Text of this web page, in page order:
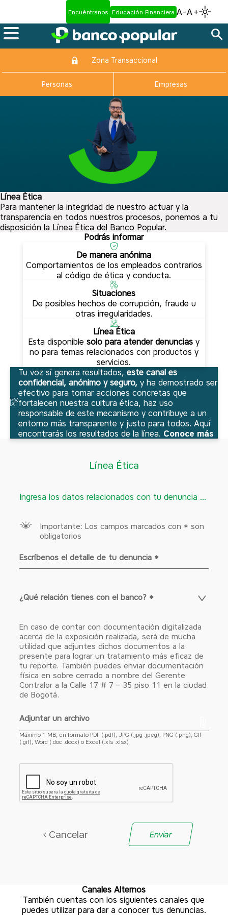
Encuéntranos Educación Financiera A-A+
Zona Transaccional
Personas Empresas
Línea Ética
Para mantener la integridad de nuestro actuar y la
transparencia en todos nuestros procesos, ponemos a tu
disposición la Línea Ética del Banco Popular.
Podrás informar
De manera anónima
Comportamientos de los empleados contrarios
al código de ética y conducta.
Situaciones
De posibles hechos de corrupción, fraude u
otras irregularidades.
Línea Ética
Esta disponiblesolo para atender denunciasy
no para temas relacionados con productos y
servicios.
Tu voz sí genera resultados,este canal es
confidencial, anónimo y seguro,y ha demostrado ser
efectivo para tomar acciones concretas que
fortalecen nuestra cultura ética, haz uso
responsable de este mecanismo y contribuye a un
entorno más transparente y justo para todos. Aquí
encontrarás los resultados de la línea. Conoce más
Línea Ética
Ingresa los datos relacionados con tu denuncia ...
Importante: Los campos marcados con * son
obligatorios
Escríbenos el detalle de tu denuncia *
¿Qué relación tienes con el banco?
¿Qué relación tienes con el banco? *
En caso de contar con documentación digitalizada
acerca de la exposición realizada, será de mucha
utilidad que adjuntes dichos documentos a la
presente para lograr un tratamiento más eficaz de
tu reporte. También puedes enviar documentación
física en sobre cerrado a nombre del Gerente
Contralor a la Calle 17 # 7 – 35 piso 11 en la ciudad
de Bogotá.
Adjuntar un archivo
Máximo 1 MB, en formato PDF (.pdf), JPG (.jpg .jpeg), PNG (.png), GIF
(.gif), Word (.doc .docx) o Excel (.xls .xlsx)
Canales Alternos
También cuentas con los siguientes canales que
puedes utilizar para dar a conocer tus denuncias.